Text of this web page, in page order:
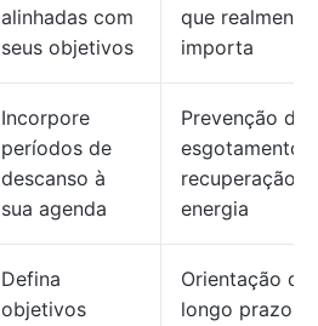
alinhadas com
seus objetivos
que realmente
importa
Incorpore
períodos de
descanso à
sua agenda
Prevenção do
esgotamento e
recuperação
energia
Defina
objetivos
Orientação de
longo prazo e